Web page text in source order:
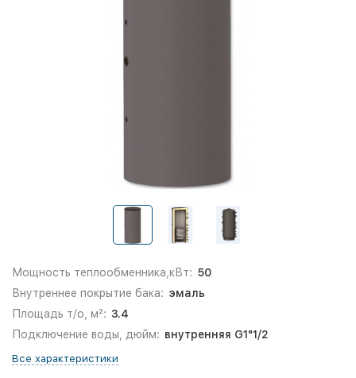
Мощность теплообменника,кВт: 50
Внутреннее покрытие бака: эмаль
Площадь т/о, м²: 3.4
Подключение воды, дюйм: внутренняя G1"1/2
Все характеристики